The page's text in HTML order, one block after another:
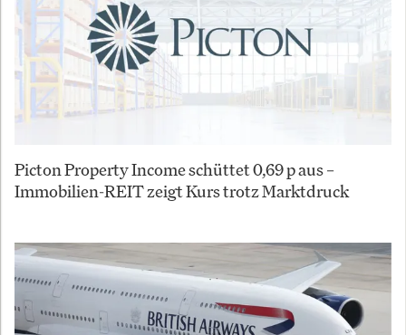
Picton Property Income schüttet 0,69 p aus –
Immobilien-REIT zeigt Kurs trotz Marktdruck